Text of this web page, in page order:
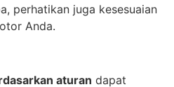
perhatikan juga kesesuaian
Anda.
aturan dapat